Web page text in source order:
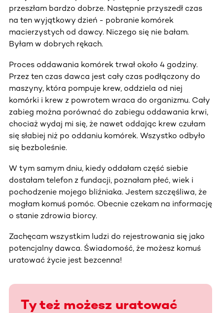
przeszłam bardzo dobrze. Następnie przyszedł czas
na ten wyjątkowy dzień - pobranie komórek
macierzystych od dawcy. Niczego się nie bałam.
Byłam w dobrych rękach.
Proces oddawania komórek trwał około 4 godziny.
Przez ten czas dawca jest cały czas podłączony do
maszyny, która pompuje krew, oddziela od niej
komórki i krew z powrotem wraca do organizmu. Cały
zabieg można porównać do zabiegu oddawania krwi,
chociaż wydaj mi się, że nawet oddając krew czułam
się słabiej niż po oddaniu komórek. Wszystko odbyło
się bezboleśnie.
W tym samym dniu, kiedy oddałam część siebie
dostałam telefon z fundacji, poznałam płeć, wiek i
pochodzenie mojego bliźniaka. Jestem szczęśliwa, że
mogłam komuś pomóc. Obecnie czekam na informację
o stanie zdrowia biorcy.
Zachęcam wszystkim ludzi do rejestrowania się jako
potencjalny dawca. Świadomość, że możesz komuś
uratować życie jest bezcenna!
Ty też możesz uratować